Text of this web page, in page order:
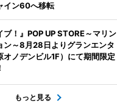
イン60へ移転
ブ！』POP UP STORE～マリン
ン～8月28日よりグランエンタ
オノデンビル1F）にて期間限定
もっと見る